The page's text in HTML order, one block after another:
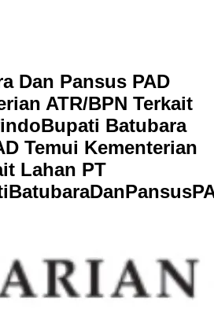
Dan Pansus PAD
ATR/BPN Terkait
Bupati Batubara
Temui Kementerian
Lahan PT
iBatubaraDanPansusP